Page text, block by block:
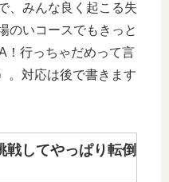
、みんな良く起こる失
のいコースでもきっと
！行っちゃだめって言
。対応は後で書きます
してやっぱり転倒